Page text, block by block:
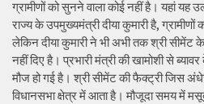
ग्रामीणों को सुनने वाला कोई नहीं है। यहां यह
राज्य के उपमुख्यमंत्री दीया कुमारी है, ग्रामीणों
लेकिन दीया कुमारी ने भी अभी तक श्री सीमेंट
नहीं दिए है। प्रभारी मंत्री की खामोशी से
मौज हो गई है। श्री सीमेंट की फैक्ट्री जिस
विधानसभा क्षेत्र में आता है। मौजूदा समय में